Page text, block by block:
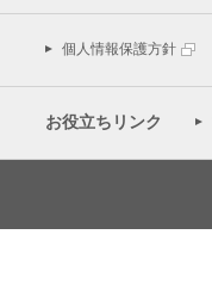
個人情報保護方針
お役立ちリンク